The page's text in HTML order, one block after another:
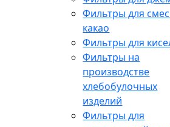
Фильтры для
какао
Фильтры для
Фильтры на
производстве
хлебобулочных
изделий
Фильтры для